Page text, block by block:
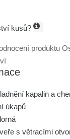
kusů?
produktu
kapalin a
úkapů
s větracími